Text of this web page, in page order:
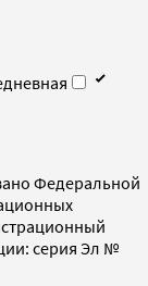
Федеральной
серия Эл №